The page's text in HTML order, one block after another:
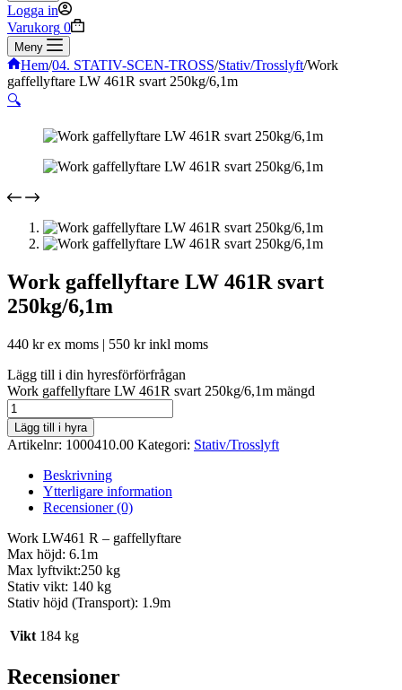
Logga in
Varukorg 0
Meny
Hem/04. STATIV-SCEN-TROSS/Stativ/Trosslyft/Work
gaffellyftare LW 461R svart 250kg/6,1m
🔍
Work gaffellyftare LW 461R svart
250kg/6,1m
440 krex moms | 550 krinkl moms
Lägg till i din hyresförförfrågan
Work gaffellyftare LW 461R svart 250kg/6,1m mängd
Lägg till i hyra
Artikelnr: 1000410.00 Kategori: Stativ/Trosslyft
Beskrivning
Ytterligare information
Recensioner (0)
Work LW461 R – gaffellyftare
Max höjd: 6.1m
Max lyftvikt:250 kg
Stativ vikt: 140 kg
Stativ höjd (Transport): 1.9m
Vikt 184 kg
Recensioner